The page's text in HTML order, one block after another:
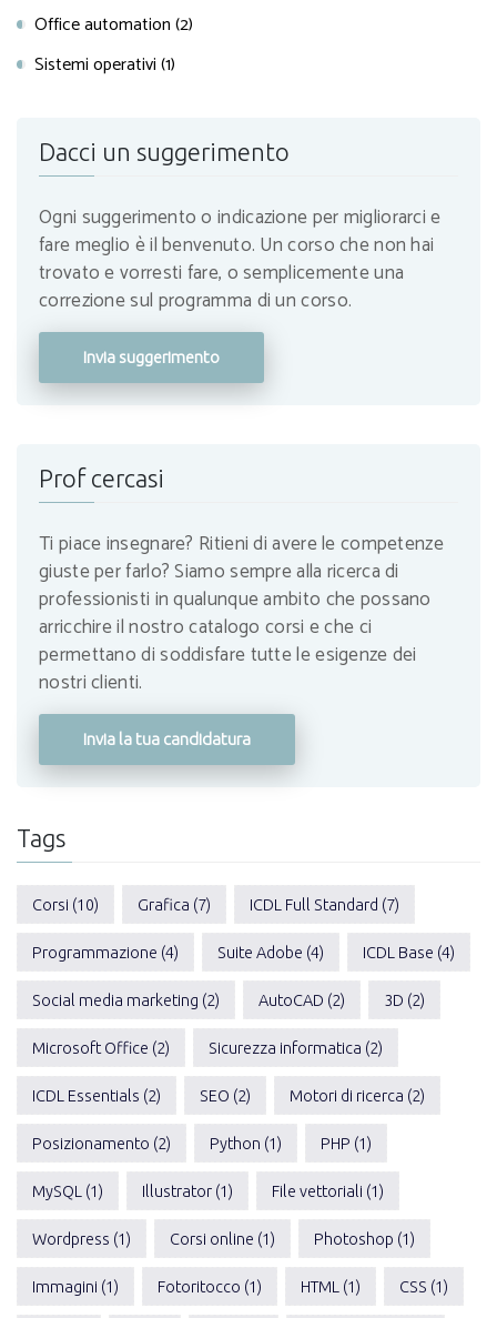
Office automation (2)
Sistemi operativi (1)
Dacci un suggerimento
Ogni suggerimento o indicazione per migliorarci e
fare meglio è il benvenuto. Un corso che non hai
trovato e vorresti fare, o semplicemente una
correzione sul programma di un corso.
Invia suggerimento
Prof cercasi
Ti piace insegnare? Ritieni di avere le competenze
giuste per farlo? Siamo sempre alla ricerca di
professionisti in qualunque ambito che possano
arricchire il nostro catalogo corsi e che ci
permettano di soddisfare tutte le esigenze dei
nostri clienti.
Invia la tua candidatura
Tags
Corsi (10) Grafica (7) ICDL Full Standard (7)
Programmazione (4) Suite Adobe (4) ICDL Base (4)
Social media marketing (2) AutoCAD (2) 3D (2)
Microsoft Office (2) Sicurezza informatica (2)
ICDL Essentials (2) SEO (2) Motori di ricerca (2)
Posizionamento (2) Python (1) PHP (1)
MySQL (1) Illustrator (1) File vettoriali (1)
Wordpress (1) Corsi online (1) Photoshop (1)
Immagini (1) Fotoritocco (1) HTML (1) CSS (1)